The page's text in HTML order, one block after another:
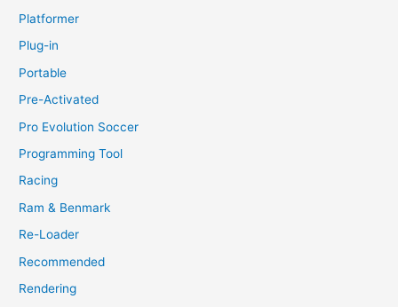
Platformer
Plug-in
Portable
Pre-Activated
Pro Evolution Soccer
Programming Tool
Racing
Ram & Benmark
Re-Loader
Recommended
Rendering